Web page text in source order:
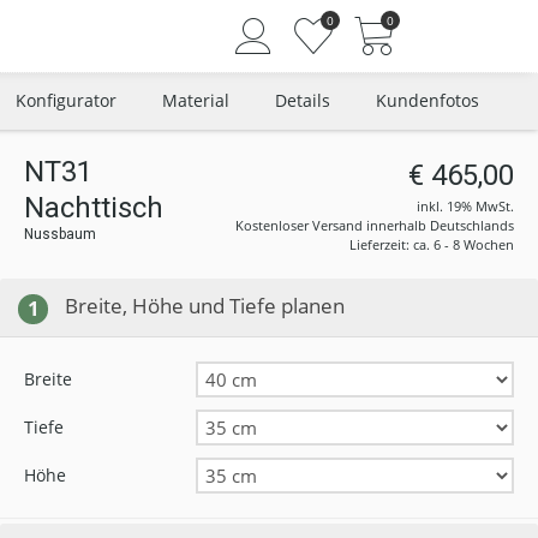
Angemeldet bleiben
0 0
Konfigurator Material Details Kundenfotos
NT31
Nachttisch
Nussbaum
€ 465,00
inkl. 19% MwSt.
Kostenloser Versand innerhalb Deutschlands
Lieferzeit: ca. 6 - 8 Wochen
1 Breite, Höhe und Tiefe planen
Breite
Tiefe
Höhe